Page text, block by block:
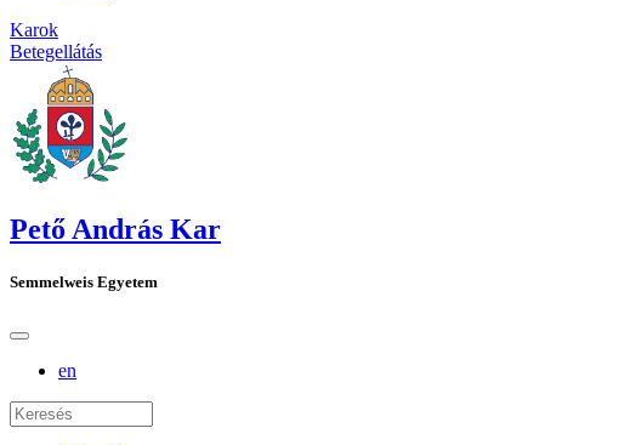
Karok
Betegellátás
Pető András Kar
Semmelweis Egyetem
en